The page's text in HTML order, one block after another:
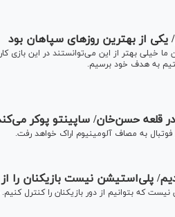
از بهترین روز‌های سپاهان بود
ما خیلی بهتر از این می‌توانستند در این بازی
به هدف خود برسیم.
قلعه حسن‌خان/ ساپینتو پوکر
به مصاف آلومینیوم اراک خواهد رفت.
پلی‌استیشن نیست بازیکنان را از
که بتوانیم از دور بازیکنان را کنترل